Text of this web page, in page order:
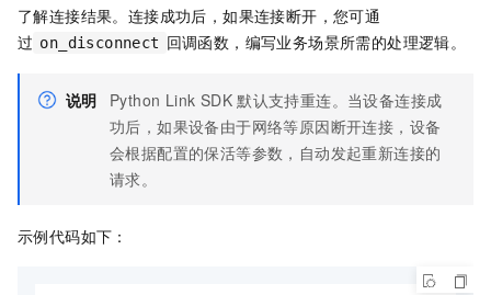
了解连接结果。连接成功后，如果连接断开，您可通
过 on_disconnect 回调函数，编写业务场景所需的处理逻辑。
说明 Python Link SDK 默认支持重连。当设备连接成
功后，如果设备由于网络等原因断开连接，设备
会根据配置的保活等参数，自动发起重新连接的
请求。
示例代码如下：